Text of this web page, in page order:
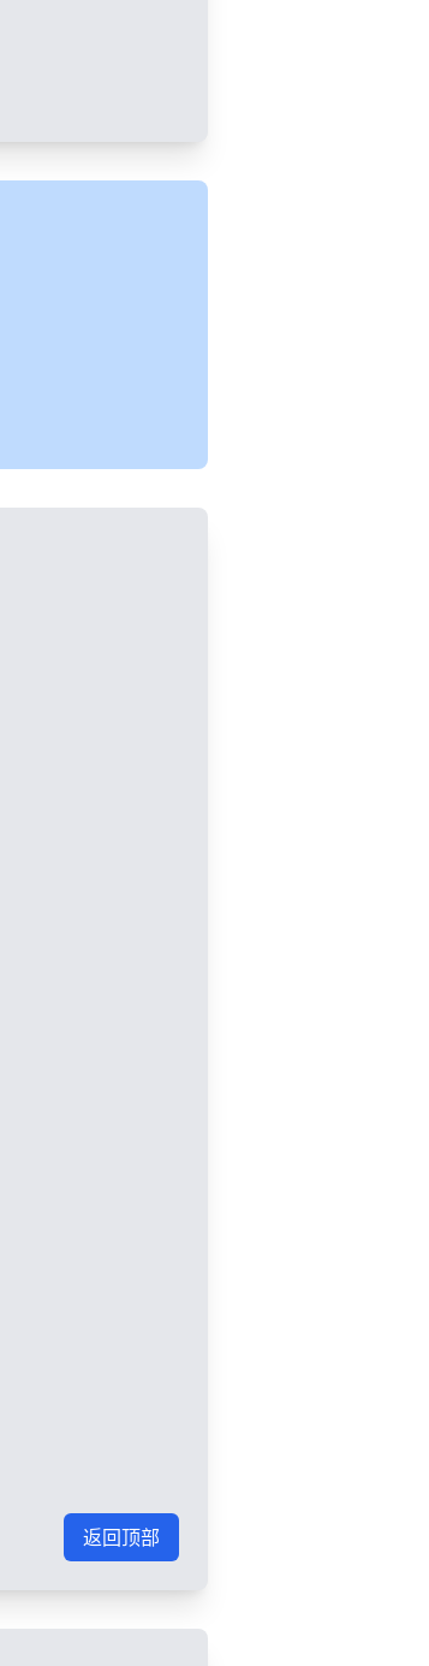
返回顶部